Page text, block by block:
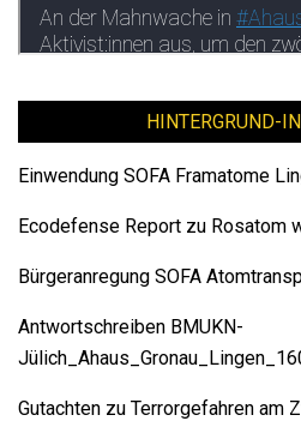
HINTERGRUND-
Einwendung SOFA Framatome
Ecodefense Report zu Rosatom
Bürgeranregung SOFA
Antwortschreiben BMUKN-
Gutachten zu Terrorgefahren am